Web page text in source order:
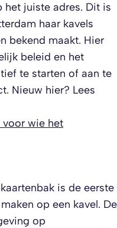
het juiste adres. Dit is
haar kavels
bekend maakt. Hier
beleid en het
te starten of aan te
Nieuw hier? Lees
wie het
is de eerste
op een kavel. De
op